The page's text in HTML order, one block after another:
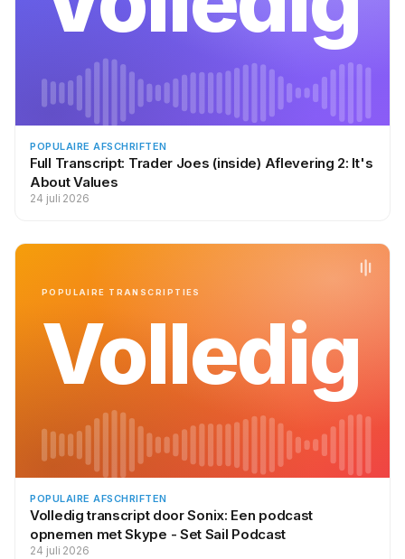
POPULAIRE AFSCHRIFTEN
Full Transcript: Trader Joes (inside) Aflevering 2: It's
About Values
24 juli 2026
POPULAIRE TRANSCRIPTIES
Volledig
POPULAIRE AFSCHRIFTEN
Volledig transcript door Sonix: Een podcast
opnemen met Skype - Set Sail Podcast
24 juli 2026